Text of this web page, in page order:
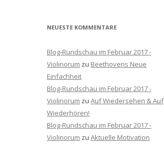
NEUESTE KOMMENTARE
Blog-Rundschau im Februar 2017 -
Violinorum zu Beethovens Neue
Einfachheit
Blog-Rundschau im Februar 2017 -
Violinorum zu Auf Wiedersehen & Auf
Wiederhören!
Blog-Rundschau im Februar 2017 -
Violinorum zu Aktuelle Motivation